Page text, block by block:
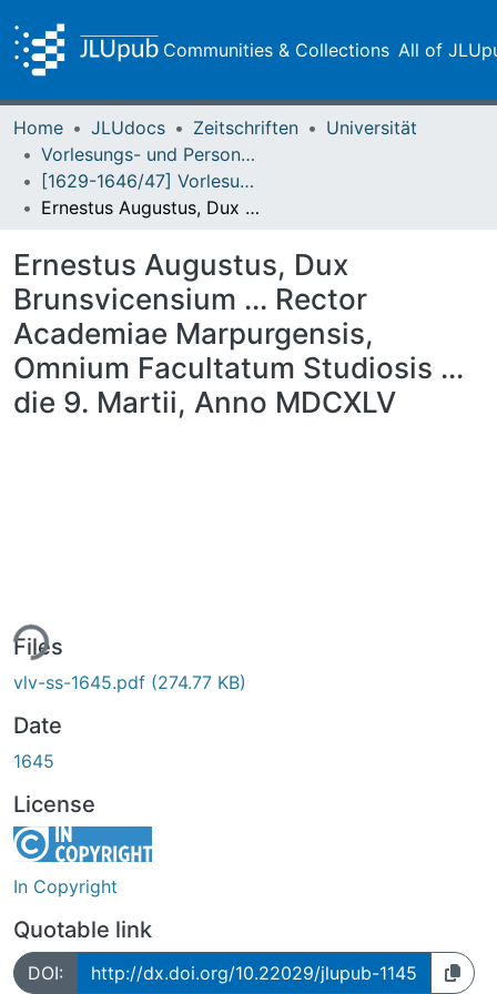
Communities & Collections All of
Home JLUdocs Zeitschriften
Universität
Vorlesungs- und Personalverzeichnis / Justus-Liebig-Universität Gießen
[1629-1646/47] Vorlesungsverzeichnis - Einblattdrucke / Academia Marpurgensis
Ernestus Augustus, Dux Brunsvicensium ... Rector Academiae Marpurgensis, Omnium Facultatum Studiosis ... die 9. Martii, Anno MDCXLV
Ernestus Augustus, Dux
Brunsvicensium ... Rector
Academiae Marpurgensis,
Omnium Facultatum Studiosis ...
die 9. Martii, Anno MDCXLV
Files
vlv-ss-1645.pdf (274.77 KB)
Date
1645
License
In Copyright
Quotable link
DOI: http://dx.doi.org/10.22029/jlupub-1145